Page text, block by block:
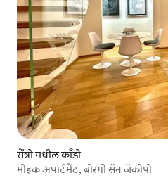
सेंत्रो मधील काँडो
मोहक अपार्टमेंट, बोरगो सॅन जॅकोपो